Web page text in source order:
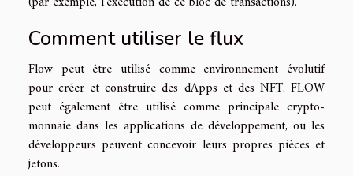
Comment utiliser le flux
Flow peut être utilisé comme environnement évolutif
pour créer et construire des dApps et des NFT. FLOW
peut également être utilisé comme principale crypto-
monnaie dans les applications de développement, ou les
développeurs peuvent concevoir leurs propres pièces et
jetons.